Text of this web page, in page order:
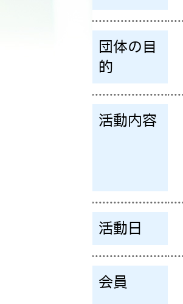
団体の目
的
活動内容
活動日
会員